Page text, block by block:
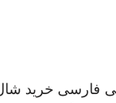
فارسی خرید